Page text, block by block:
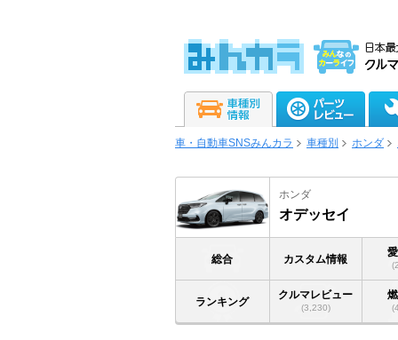
車・自動車SNSみんカラ 車種別 ホンダ
ホンダ
オデッセイ
総合 カスタム情報
ランキング
クルマレビュー
(3,230)